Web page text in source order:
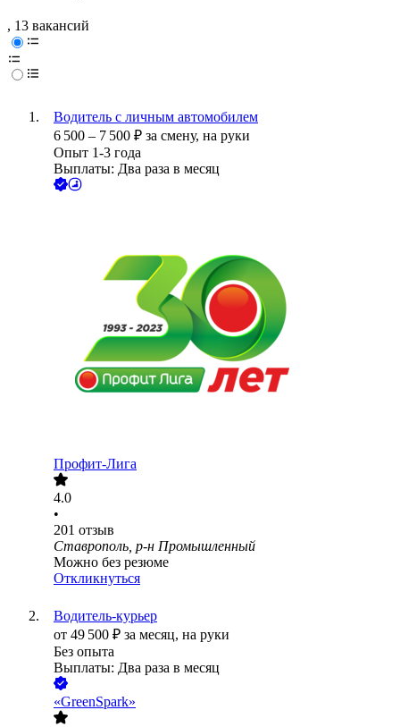
, 13 вакансий
Водитель с личным автомобилем
6 500 – 7 500 ₽ за смену, на руки
Опыт 1-3 года
Выплаты: Два раза в месяц
Профит-Лига
4.0
•
201 отзыв
Ставрополь, р-н Промышленный
Можно без резюме
Откликнуться
Водитель-курьер
от 49 500 ₽ за месяц, на руки
Без опыта
Выплаты: Два раза в месяц
«GreenSpark»